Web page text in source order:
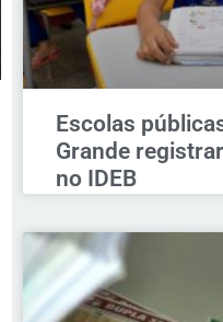
Escolas
Grande
no IDEB